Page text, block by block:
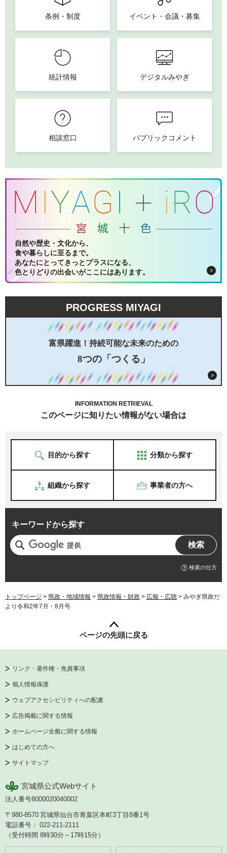
条例・制度 イベント・会議・募集
統計情報 デジタルみやぎ
相談窓口 パブリックコメント
自然や歴史・文化から、
食や暮らしに至るまで。
あなたにとってきっとプラスになる、
色とりどりの出会いがここにはあります。
PROGRESS MIYAGI
富県躍進！持続可能な未来のための
8つの「つくる」
INFORMATION RETRIEVAL
このページに知りたい情報がない場合は
目的から探す 分類から探す
組織から探す 事業者の方へ
キーワードから探す
検索の仕方
トップページ > 県政・地域情報 > 県政情報・財政 > 広報・広聴 > みやぎ県政だ
より令和2年7月・8月号
ページの先頭に戻る
リンク・著作権・免責事項
個人情報保護
ウェブアクセシビリティへの配慮
広告掲載に関する情報
ホームページ全般に関する情報
はじめての方へ
サイトマップ
宮城県公式Webサイト
法人番号8000020040002
〒980-8570 宮城県仙台市青葉区本町3丁目8番1号
電話番号： 022-211-2111
（受付時間 8時30分～17時15分）